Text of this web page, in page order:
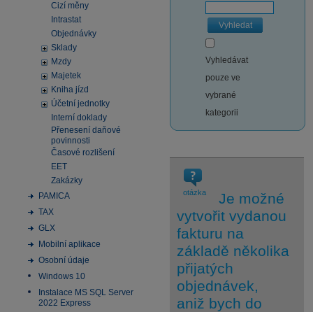
Cizí měny
Intrastat
Objednávky
Sklady
Mzdy
Majetek
Kniha jízd
Účetní jednotky
Interní doklady
Přenesení daňové
povinnosti
Časové rozlišení
EET
Zakázky
PAMICA
TAX
GLX
Mobilní aplikace
Osobní údaje
Windows 10
Instalace MS SQL Server
2022 Express
Vyhledat
Vyhledávat
pouze ve
vybrané
kategorii
otázka
Je možné
vytvořit vydanou
fakturu na
základě několika
přijatých
objednávek,
aniž bych do